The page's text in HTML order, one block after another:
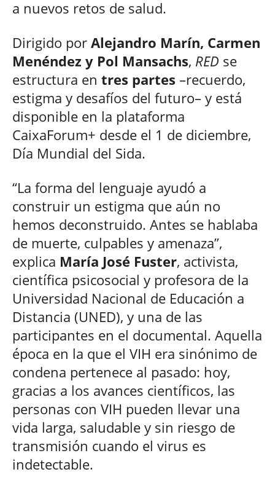
a nuevos retos de salud.
Dirigido por Alejandro Marín, Carmen
Menéndez y Pol Mansachs, RED se
estructura en tres partes –recuerdo,
estigma y desafíos del futuro– y está
disponible en la plataforma
CaixaForum+ desde el 1 de diciembre,
Día Mundial del Sida.
“La forma del lenguaje ayudó a
construir un estigma que aún no
hemos deconstruido. Antes se hablaba
de muerte, culpables y amenaza”,
explica María José Fuster, activista,
científica psicosocial y profesora de la
Universidad Nacional de Educación a
Distancia (UNED), y una de las
participantes en el documental. Aquella
época en la que el VIH era sinónimo de
condena pertenece al pasado: hoy,
gracias a los avances científicos, las
personas con VIH pueden llevar una
vida larga, saludable y sin riesgo de
transmisión cuando el virus es
indetectable.